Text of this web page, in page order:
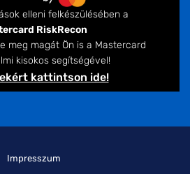
elleni felkészülésében a
RiskRecon
meg magát Ön is a Mastercard
kisokos segítségével!
kattintson ide!
Impresszum